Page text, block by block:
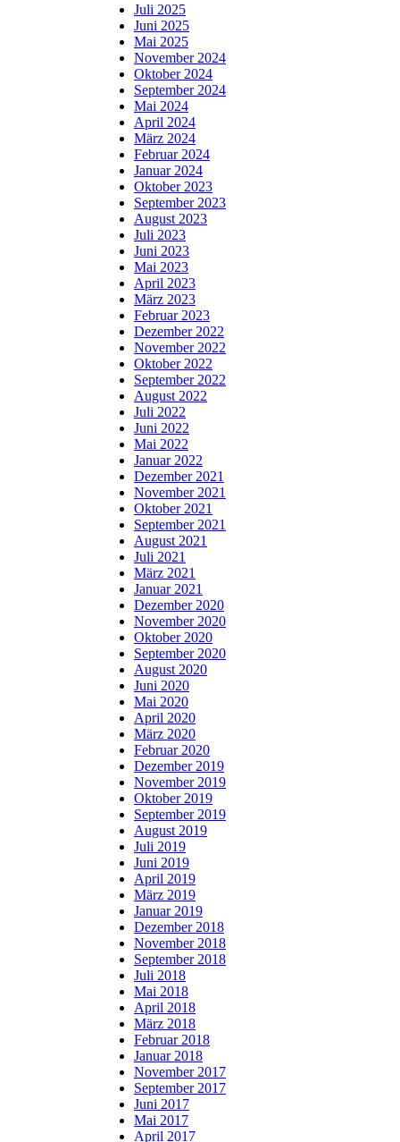
Juli 2025
Juni 2025
Mai 2025
November 2024
Oktober 2024
September 2024
Mai 2024
April 2024
März 2024
Februar 2024
Januar 2024
Oktober 2023
September 2023
August 2023
Juli 2023
Juni 2023
Mai 2023
April 2023
März 2023
Februar 2023
Dezember 2022
November 2022
Oktober 2022
September 2022
August 2022
Juli 2022
Juni 2022
Mai 2022
Januar 2022
Dezember 2021
November 2021
Oktober 2021
September 2021
August 2021
Juli 2021
März 2021
Januar 2021
Dezember 2020
November 2020
Oktober 2020
September 2020
August 2020
Juni 2020
Mai 2020
April 2020
März 2020
Februar 2020
Dezember 2019
November 2019
Oktober 2019
September 2019
August 2019
Juli 2019
Juni 2019
April 2019
März 2019
Januar 2019
Dezember 2018
November 2018
September 2018
Juli 2018
Mai 2018
April 2018
März 2018
Februar 2018
Januar 2018
November 2017
September 2017
Juni 2017
Mai 2017
April 2017